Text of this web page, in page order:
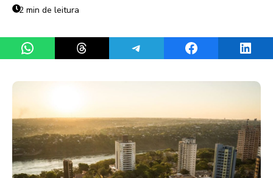
2 min de leitura
Share on WhatsAppShare on ThreadsShare on TelegramShare on Facebook